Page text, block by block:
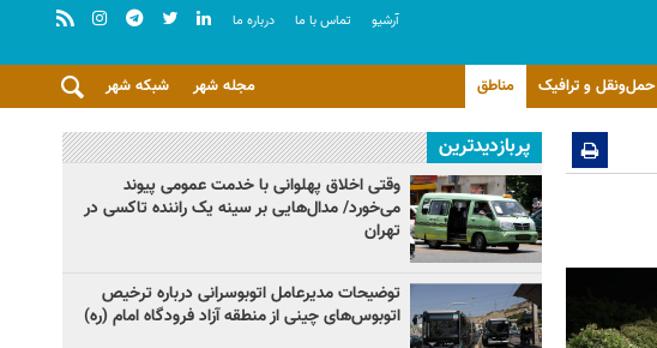
آرشيو تماس با ما درباره ما
حمل‌ونقل و ترافیک مناطق شبکه شهر مجله شهر
پربازدیدترین
وقتی اخلاق پهلوانی با خدمت عمومی پیوند
می‌خورد/ مدال‌هایی بر سینه یک راننده تاکسی در
تهران
توضیحات مدیرعامل اتوبوسرانی درباره ترخیص
اتوبوس‌های چینی از منطقه آزاد فرودگاه امام (ره)